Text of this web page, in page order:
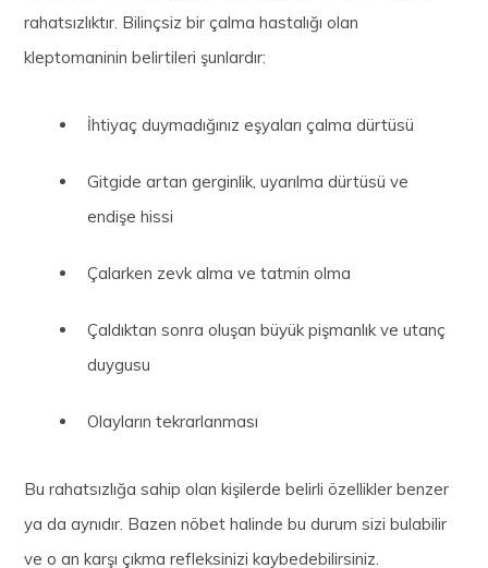
rahatsızlıktır. Bilinçsiz bir çalma hastalığı olan
kleptomaninin belirtileri şunlardır:
İhtiyaç duymadığınız eşyaları çalma dürtüsü
Gitgide artan gerginlik, uyarılma dürtüsü ve
endişe hissi
Çalarken zevk alma ve tatmin olma
Çaldıktan sonra oluşan büyük pişmanlık ve utanç
duygusu
Olayların tekrarlanması
Bu rahatsızlığa sahip olan kişilerde belirli özellikler benzer
ya da aynıdır. Bazen nöbet halinde bu durum sizi bulabilir
ve o an karşı çıkma refleksinizi kaybedebilirsiniz.